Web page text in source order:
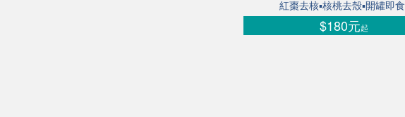
紅棗去核▪核桃去殼▪開罐即食
$180元起